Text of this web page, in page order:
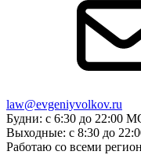
law@evgeniyvolkov.ru
Будни: с 6:30 до 22:00
Выходные: с 8:30 до
Работаю со всеми